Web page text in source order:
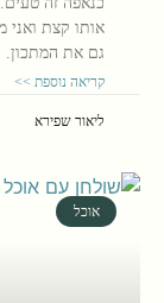
אותו קצת
גם את
קריאה נוספת >>
ליאור שפירא
אוכל